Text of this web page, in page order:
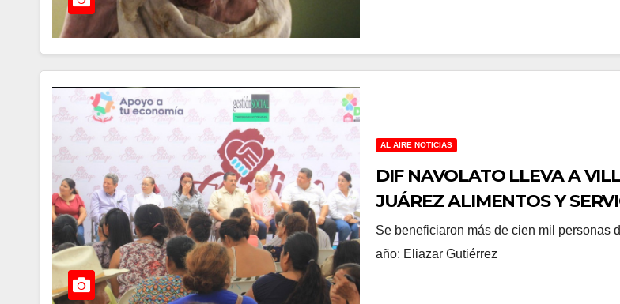
AL AIRE NOTICIAS
DIF NAVOLATO LLEVA A
JUÁREZ ALIMENTOS Y
A BAJO COSTO.
Se beneficiaron más de cien mil personas
año: Eliazar Gutiérrez